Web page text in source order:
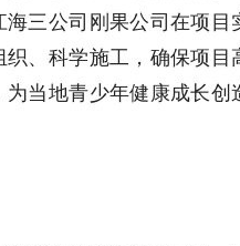
三公司刚果公司在项
、科学施工，确保项
当地青少年健康成长